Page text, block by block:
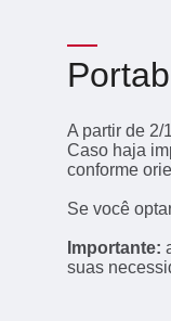
A partir de 2/
Caso haja
conforme
Se você
Importante:
suas